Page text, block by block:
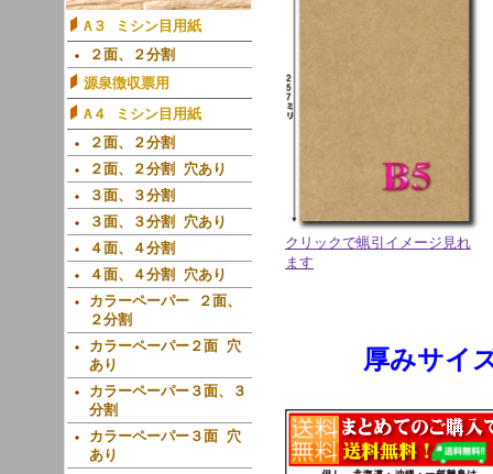
A３ ミシン目用紙
２面、２分割
源泉徴収票用
A４ ミシン目用紙
２面、２分割
２面、２分割 穴あり
３面、３分割
３面、３分割 穴あり
４面、４分割
４面、４分割 穴あり
カラーペーパー ２面、
２分割
カラーペーパー２面 穴
あり
カラーペーパー３面、３
分割
カラーペーパー３面 穴
あり
クリックで蝋引イメージ見れ
ます
厚みサイ